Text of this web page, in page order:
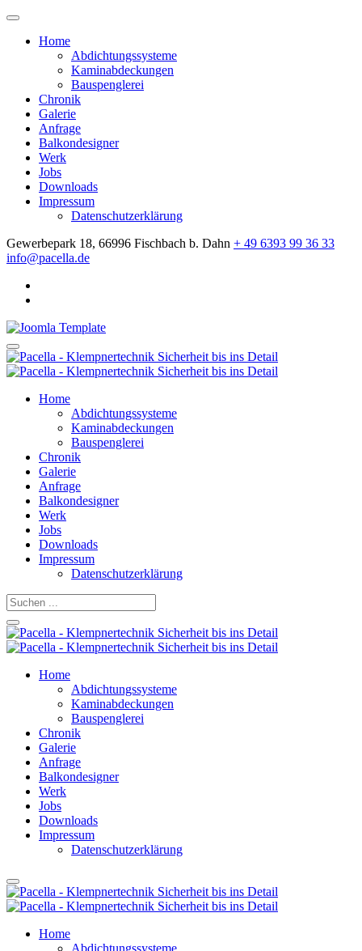
Home
Abdichtungssysteme
Kaminabdeckungen
Bauspenglerei
Chronik
Galerie
Anfrage
Balkondesigner
Werk
Jobs
Downloads
Impressum
Datenschutzerklärung
Gewerbepark 18, 66996 Fischbach b. Dahn + 49 6393 99 36 33
info@pacella.de
Home
Abdichtungssysteme
Kaminabdeckungen
Bauspenglerei
Chronik
Galerie
Anfrage
Balkondesigner
Werk
Jobs
Downloads
Impressum
Datenschutzerklärung
Home
Abdichtungssysteme
Kaminabdeckungen
Bauspenglerei
Chronik
Galerie
Anfrage
Balkondesigner
Werk
Jobs
Downloads
Impressum
Datenschutzerklärung
Home
Abdichtungssysteme